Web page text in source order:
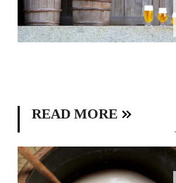
READ MORE